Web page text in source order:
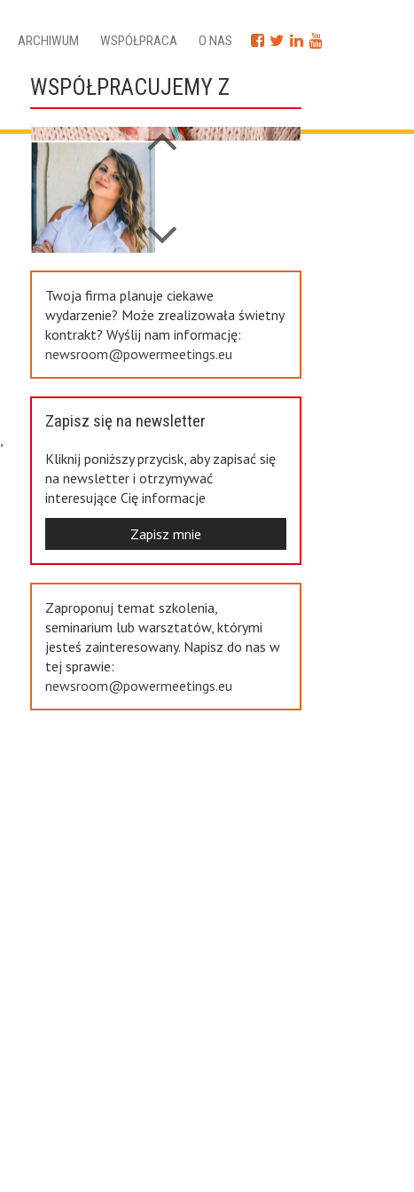
ARCHIWUM WSPÓŁPRACA O NAS
WSPÓŁPRACUJEMY Z
Twoja firma planuje ciekawe
wydarzenie? Może zrealizowała świetny
kontrakt? Wyślij nam informację:
newsroom@powermeetings.eu
Zapisz się na newsletter
Kliknij poniższy przycisk, aby zapisać się
na newsletter i otrzymywać
interesujące Cię informacje
Zapisz mnie
Zaproponuj temat szkolenia,
seminarium lub warsztatów, którymi
jesteś zainteresowany. Napisz do nas w
tej sprawie:
newsroom@powermeetings.eu